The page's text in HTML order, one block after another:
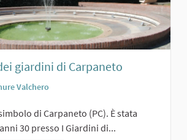
giardini di Carpaneto
Valchero
di Carpaneto (PC). È stata
30 presso I Giardini di...